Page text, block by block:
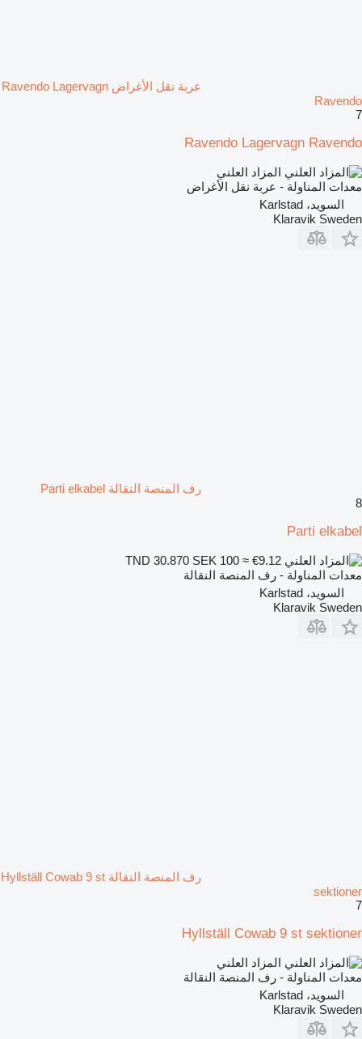
عربة نقل الأغراض Ravendo Lagervagn
Ravendo
7
Ravendo Lagervagn Ravendo
المزاد العلني
معدات المناولة - عربة نقل الأغراض
السويد، Karlstad
Klaravik Sweden
رف المنصة النقالة Parti elkabel
8
Parti elkabel
SEK 100 ≈ €9.12
معدات المناولة - رف المنصة النقالة
السويد، Karlstad
Klaravik Sweden
رف المنصة النقالة Hyllställ Cowab 9 st
sektioner
7
Hyllställ Cowab 9 st sektioner
المزاد العلني
معدات المناولة - رف المنصة النقالة
السويد، Karlstad
Klaravik Sweden